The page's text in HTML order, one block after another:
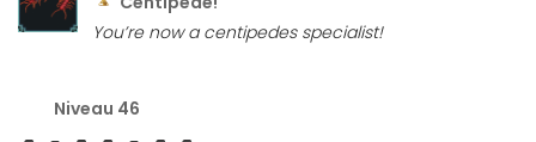
You’re now a centipedes specialist!
Niveau 46